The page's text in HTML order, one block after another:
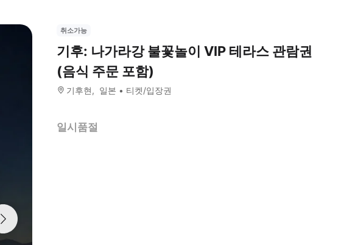
취소가능
기후: 나가라강 불꽃놀이 VIP 테라스 관람권
(음식 주문 포함)
기후현 일본 티켓/입장권
일시품절